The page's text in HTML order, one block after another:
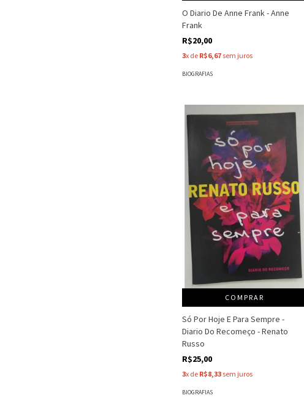
O Diario De Anne Frank - Anne
Frank
R$20,00
3x de R$6,67 sem juros
BIOGRAFIAS
COMPRAR
Só Por Hoje E Para Sempre -
Diario Do Recomeço - Renato
Russo
R$25,00
3x de R$8,33 sem juros
BIOGRAFIAS